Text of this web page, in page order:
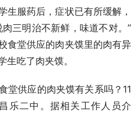
生服药后，症状已有所缓解，
三明治不新鲜，味道不对。”
食堂供应的肉夹馍里的肉有异
吃了肉夹馍。
堂供应的肉夹馍有关系吗？11
乐二中。据相关工作人员介